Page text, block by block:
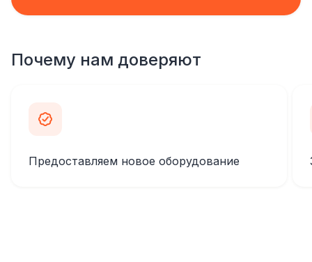
Почему нам доверяют
Предоставляем новое оборудование